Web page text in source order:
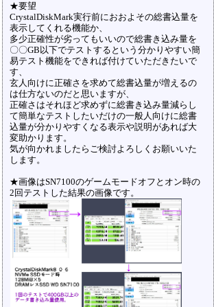
★要望
CrystalDiskMark実行前におおよその総書込量を
表示してくれる機能か、
多少正確性が劣ってもいいので総書き込み量を
〇〇GB以下でテストするという分かりやすい簡
易テスト機能をできれば付けていただきたいで
す、
玄人向けに正確さを求めて総書込量が増えるの
は仕方ないのだと思いますが、
正確さはそれほど求めずに総書き込み量減らし
て簡単なテストしたいだけの一般人向けに総書
込量が分かりやすくなる表示や説明があれば大
変助かります。
気が向かれましたらご検討よろしくお願いいた
します。
★画像はSN7100のゲームモードオフとオン時の
2回テストした結果の画像です。